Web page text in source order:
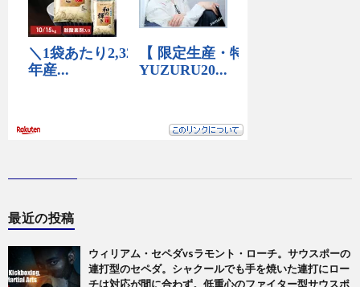
最近の投稿
ウィリアム・セペダvsラモント・ローチ。サウスポーの
連打型のセペダ。シャクールでも手を焼いた連打にロー
チは対応が間に合わず。低重心のファイター型サウスポ